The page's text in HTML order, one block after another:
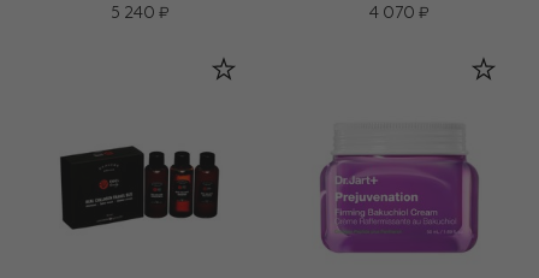
5 240 ₽ Индийская роза (3,5g)
4 070 ₽